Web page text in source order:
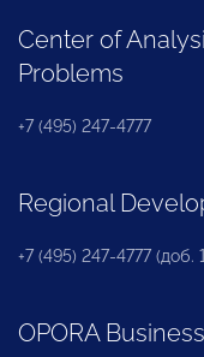
Center of
Problems
+7 (495) 247-4777
Regional
+7 (495) 247-4777 (доб.
OPORA